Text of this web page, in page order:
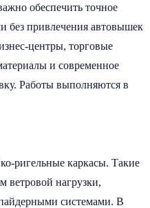
обеспечить точное
без привлечения автовышек
центры, торговые
и современное
Работы выполняются в
ригельные каркасы. Такие
ветровой нагрузки,
системами. В